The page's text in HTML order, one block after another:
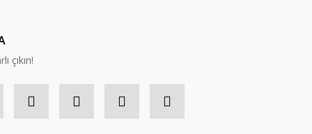
çıkın!